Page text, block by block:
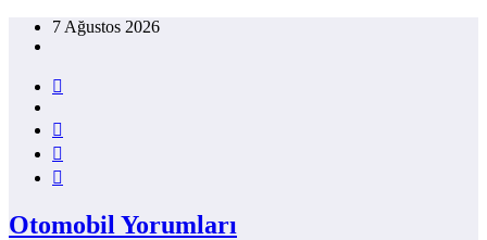
İçeriğe7 Ağustos 2026
Otomobil Yorumları